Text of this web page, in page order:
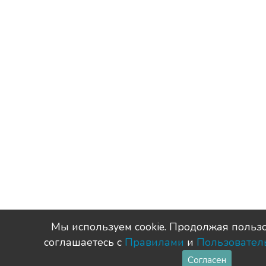
Мы используем сookie. Продолжая
соглашаетесь с Правилами и
Согласен